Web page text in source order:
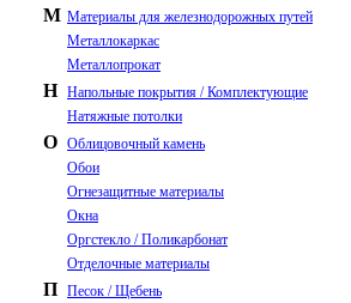
М Материалы для железнодорожных путей
Металлокаркас
Металлопрокат
Н Напольные покрытия / Комплектующие
Натяжные потолки
О Облицовочный камень
Обои
Огнезащитные материалы
Окна
Оргстекло / Поликарбонат
Отделочные материалы
П Песок / Щебень